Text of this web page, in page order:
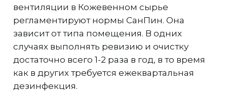
вентиляции в Кожевенном сырье
регламентируют нормы СанПин. Она
зависит от типа помещения. В одних
случаях выполнять ревизию и очистку
достаточно всего 1-2 раза в год, в то время
как в других требуется ежеквартальная
дезинфекция.